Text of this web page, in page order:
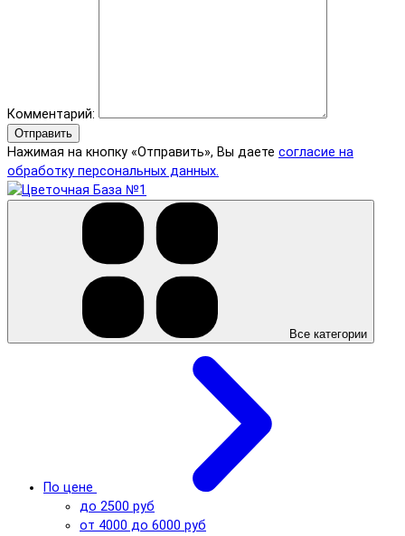
Комментарий:
Отправить
Нажимая на кнопку «Отправить», Вы даете согласие на
обработку персональных данных.
Все категории
По цене
до 2500 руб
от 4000 до 6000 руб